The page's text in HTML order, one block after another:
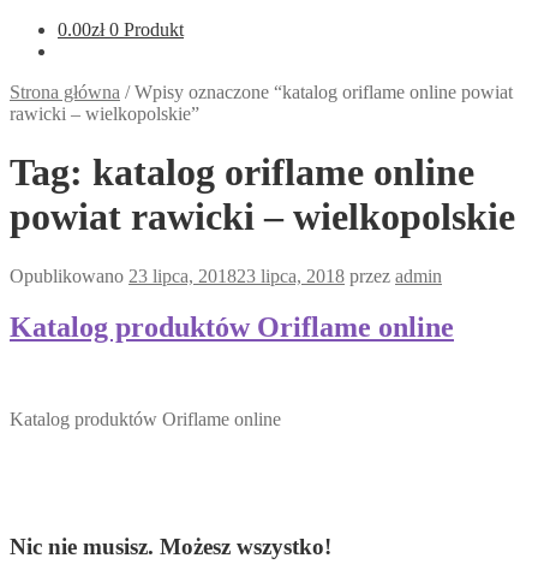
0.00zł 0 Produkt
Strona główna /Wpisy oznaczone “katalog oriflame online powiat
rawicki – wielkopolskie”
Tag: katalog oriflame online
powiat rawicki – wielkopolskie
Opublikowano 23 lipca, 201823 lipca, 2018 przez admin
Katalog produktów Oriflame online
Katalog produktów Oriflame online
Nic nie musisz. Możesz wszystko!